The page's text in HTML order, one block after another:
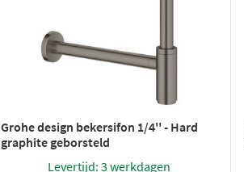
Grohe design bekersifon 1/4'' - Hard
graphite geborsteld
Levertijd: 3 werkdagen